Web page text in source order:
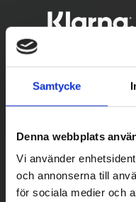
Samtycke
Denna webbplats
Vi använder
och annonserna till
för sociala medier och